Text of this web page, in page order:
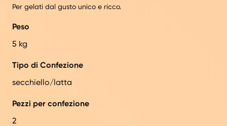
Per gelati dal gusto unico e ricco.
Peso
5 kg
Tipo di Confezione
secchiello/latta
Pezzi per confezione
2